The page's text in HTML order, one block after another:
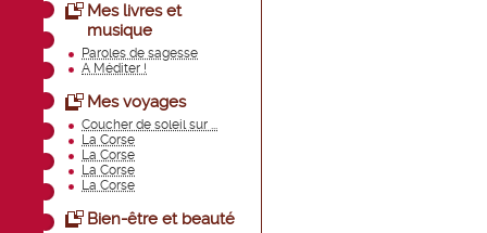
Mes livres et
musique
Paroles de sagesse
A Méditer !
Mes voyages
Coucher de soleil sur ...
La Corse
La Corse
La Corse
La Corse
Bien-être et beauté